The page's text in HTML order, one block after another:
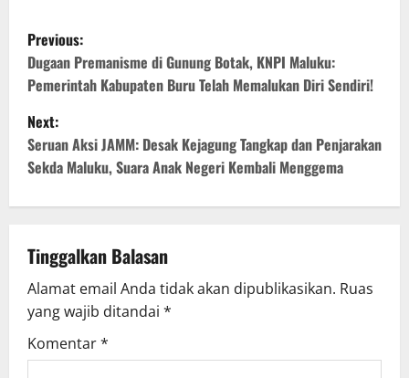
Previous:
Dugaan Premanisme di Gunung Botak, KNPI Maluku:
Pemerintah Kabupaten Buru Telah Memalukan Diri Sendiri!
Next:
Seruan Aksi JAMM: Desak Kejagung Tangkap dan Penjarakan
Sekda Maluku, Suara Anak Negeri Kembali Menggema
Tinggalkan Balasan
Alamat email Anda tidak akan dipublikasikan. Ruas
yang wajib ditandai *
Komentar*